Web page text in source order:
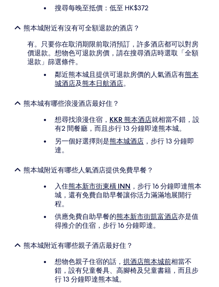
搜尋每晚至抵價：低至 HK$372
熊本城附近有沒有可全額退款的酒店？
有。只要你在取消期限前取消預訂，許多酒店都可以對房
價退款。想物色可退款房價，請在搜尋酒店時選取「全額
退款」篩選條件。
鄰近熊本城且提供可退款房價的人氣酒店有熊本
城酒店及熊本日航酒店。
熊本城有哪些浪漫酒店最好住？
想尋找浪漫住宿， KKR 熊本酒店就相當不錯，設
有2 間餐廳，而且步行 13 分鐘即達熊本城。
另一個好選擇則是熊本城酒店 ，步行 13 分鐘即
達。
熊本城附近有哪些人氣酒店提供免費早餐？
入住熊本新市街東橫 INN ，步行 16 分鐘即達熊本
城，還有免費自助早餐讓你活力滿滿地展開行
程。
供應免費自助早餐的熊本新市街凱富酒店亦是值
得推介的住宿，步行 16 分鐘即達。
熊本城附近有哪些親子酒店最好住？
想物色親子住宿的話， 拱酒店熊本城前相當不
錯，設有兒童餐具、高腳椅及兒童書籍，而且步
行 13 分鐘即達熊本城。